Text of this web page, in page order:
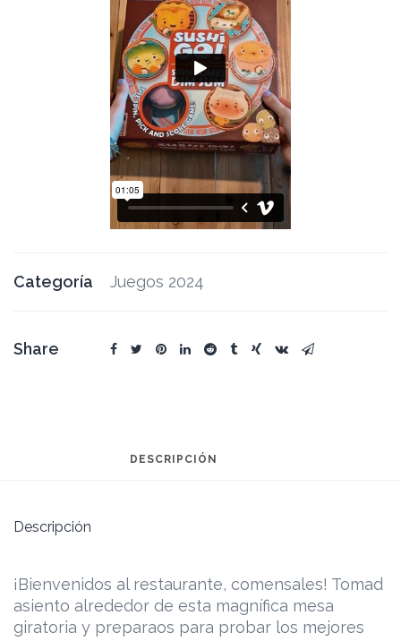
Categoría Juegos 2024
Share
DESCRIPCIÓN
Descripción
¡Bienvenidos al restaurante, comensales! Tomad
asiento alrededor de esta magnífica mesa
giratoria y preparaos para probar los mejores